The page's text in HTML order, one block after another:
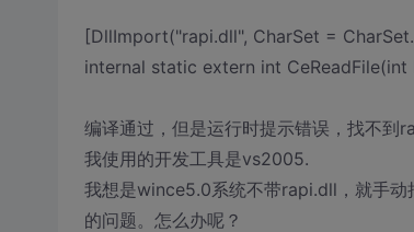
[DllImport("rapi.dll", CharSet =
internal static extern int
编译通过，但是运行时提示错误，找不到
我使用的开发工具是vs2005.
我想是wince5.0系统不带rapi.dll，就手
的问题。怎么办呢？